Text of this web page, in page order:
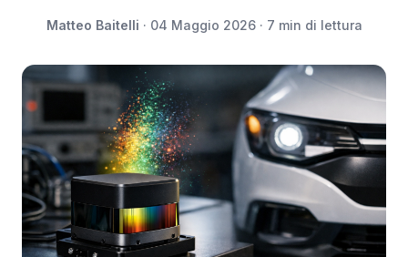
Matteo Baitelli · 04 Maggio 2026 · 7 min di lettura